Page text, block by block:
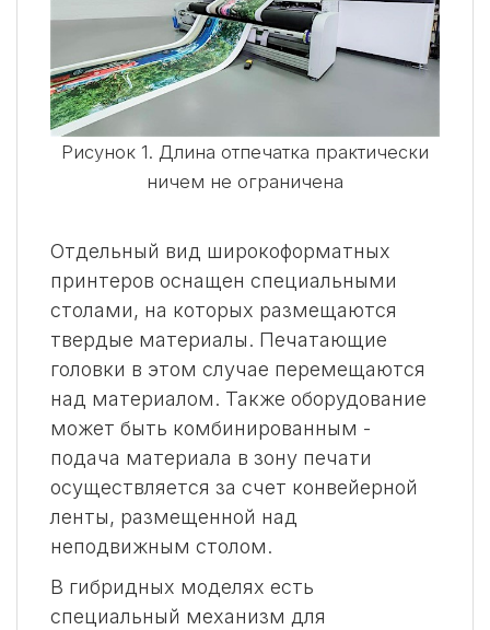
Рисунок 1. Длина отпечатка практически
ничем не ограничена
Отдельный вид широкоформатных
принтеров оснащен специальными
столами, на которых размещаются
твердые материалы. Печатающие
головки в этом случае перемещаются
над материалом. Также оборудование
может быть комбинированным -
подача материала в зону печати
осуществляется за счет конвейерной
ленты, размещенной над
неподвижным столом.
В гибридных моделях есть
специальный механизм для